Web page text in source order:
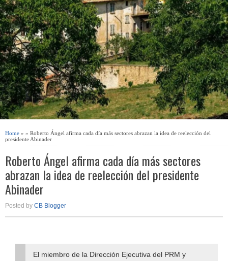
Home » » Roberto Ángel afirma cada día más sectores abrazan la idea de reelección del
presidente Abinader
Roberto Ángel afirma cada día más sectores
abrazan la idea de reelección del presidente
Abinader
Posted by CB Blogger
El miembro de la Dirección Ejecutiva del PRM y